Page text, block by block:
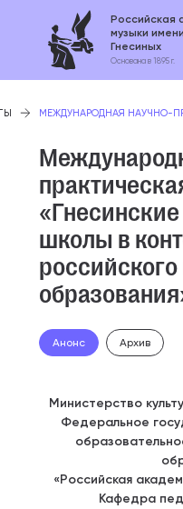
Российская
музыки имени
Гнесиных
Основана в 1895 г.
МЕЖДУНАРОДНАЯ НАУЧНО-
школы в
Анонс Архив
Министерство
Федеральное
«Российская
Кафедра